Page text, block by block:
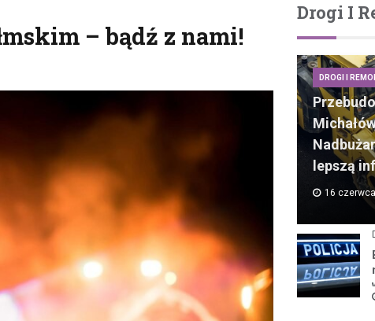
– bądź z nami!
Drogi I
DROGI I
lepszą
16